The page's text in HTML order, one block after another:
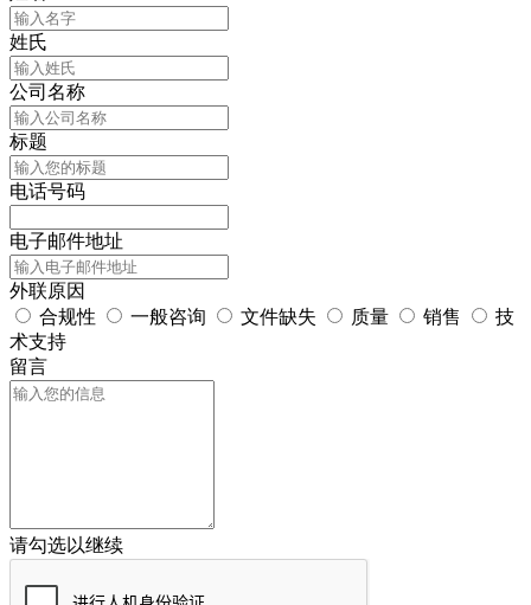
姓氏
公司名称
标题
电话号码
电子邮件地址
外联原因
合规性
一般咨询 文件缺失 质量 销售
技
术支持
留言
请勾选以继续